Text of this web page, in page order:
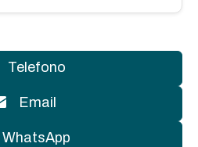
Telefono
Email
WhatsApp